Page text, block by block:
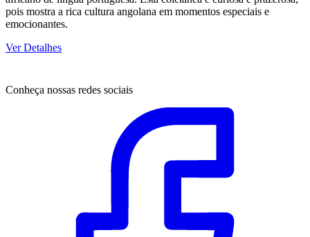
pois mostra a rica cultura angolana em momentos especiais e
emocionantes.
Ver Detalhes
Conheça nossas redes sociais